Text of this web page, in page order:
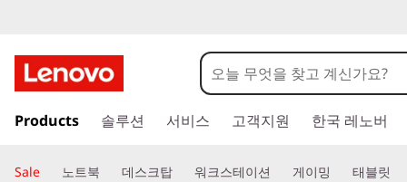
d
e
a요
텐
Products 솔루션 서비스 고객지원 한국 레노버
Sale 노트북 데스크탑 워크스테이션 게이밍 태블릿